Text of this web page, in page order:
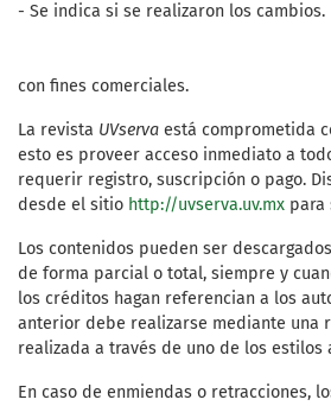
- Se indica si se
- No se
con fines comerciales.
La revista UVserva está comprometida
esto es proveer acceso inmediato a
requerir registro, suscripción o pago.
desde el sitio http://uvserva.uv.mx para
Los contenidos pueden ser
de forma parcial o total, siempre y
los créditos hagan referencian a los
anterior debe realizarse mediante una
realizada a través de uno de los estilos
En caso de enmiendas o retracciones,